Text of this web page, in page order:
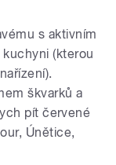
s aktivním
(kterou
škvarků a
pít červené
Únětice,